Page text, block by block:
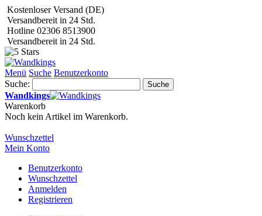
Kostenloser Versand (DE)
Versandbereit in 24 Std.
Hotline 02306 8513900
Versandbereit in 24 Std.
Menü Suche Benutzerkonto
Suche:
Suche
Wandkings
Warenkorb
Noch kein Artikel im Warenkorb.
Wunschzettel
Mein Konto
Benutzerkonto
Wunschzettel
Anmelden
Registrieren